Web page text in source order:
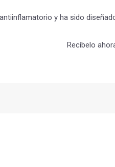
y ha sido
Recíbelo